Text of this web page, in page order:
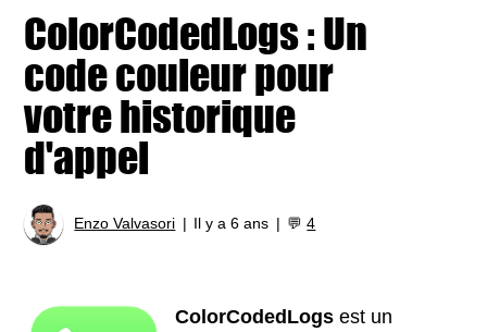
ColorCodedLogs : Un
code couleur pour
votre historique
d'appel
Enzo Valvasori Il y a 6 ans 💬4
ColorCodedLogs est un